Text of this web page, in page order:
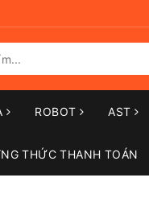
ROBOT AST
THỨC THANH TOÁN